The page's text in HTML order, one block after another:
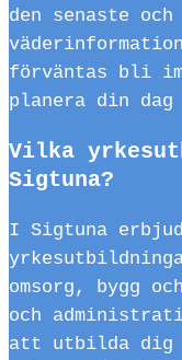
den senaste
förväntas bli
planera din
Vilka
Sigtuna?
I Sigtuna
omsorg, bygg
och
att utbilda dig